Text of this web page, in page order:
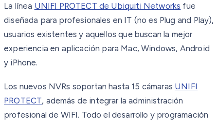
La línea UNIFI PROTECT de Ubiquiti Networks fue
diseñada para profesionales en IT (no es Plug and Play),
usuarios existentes y aquellos que buscan la mejor
experiencia en aplicación para Mac, Windows, Android
y iPhone.
Los nuevos NVRs soportan hasta 15 cámaras UNIFI
PROTECT, además de integrar la administración
profesional de WIFI. Todo el desarrollo y programación